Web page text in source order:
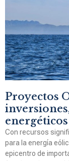
Proyectos
energéticos
Con recursos
para la energía
epicentro de